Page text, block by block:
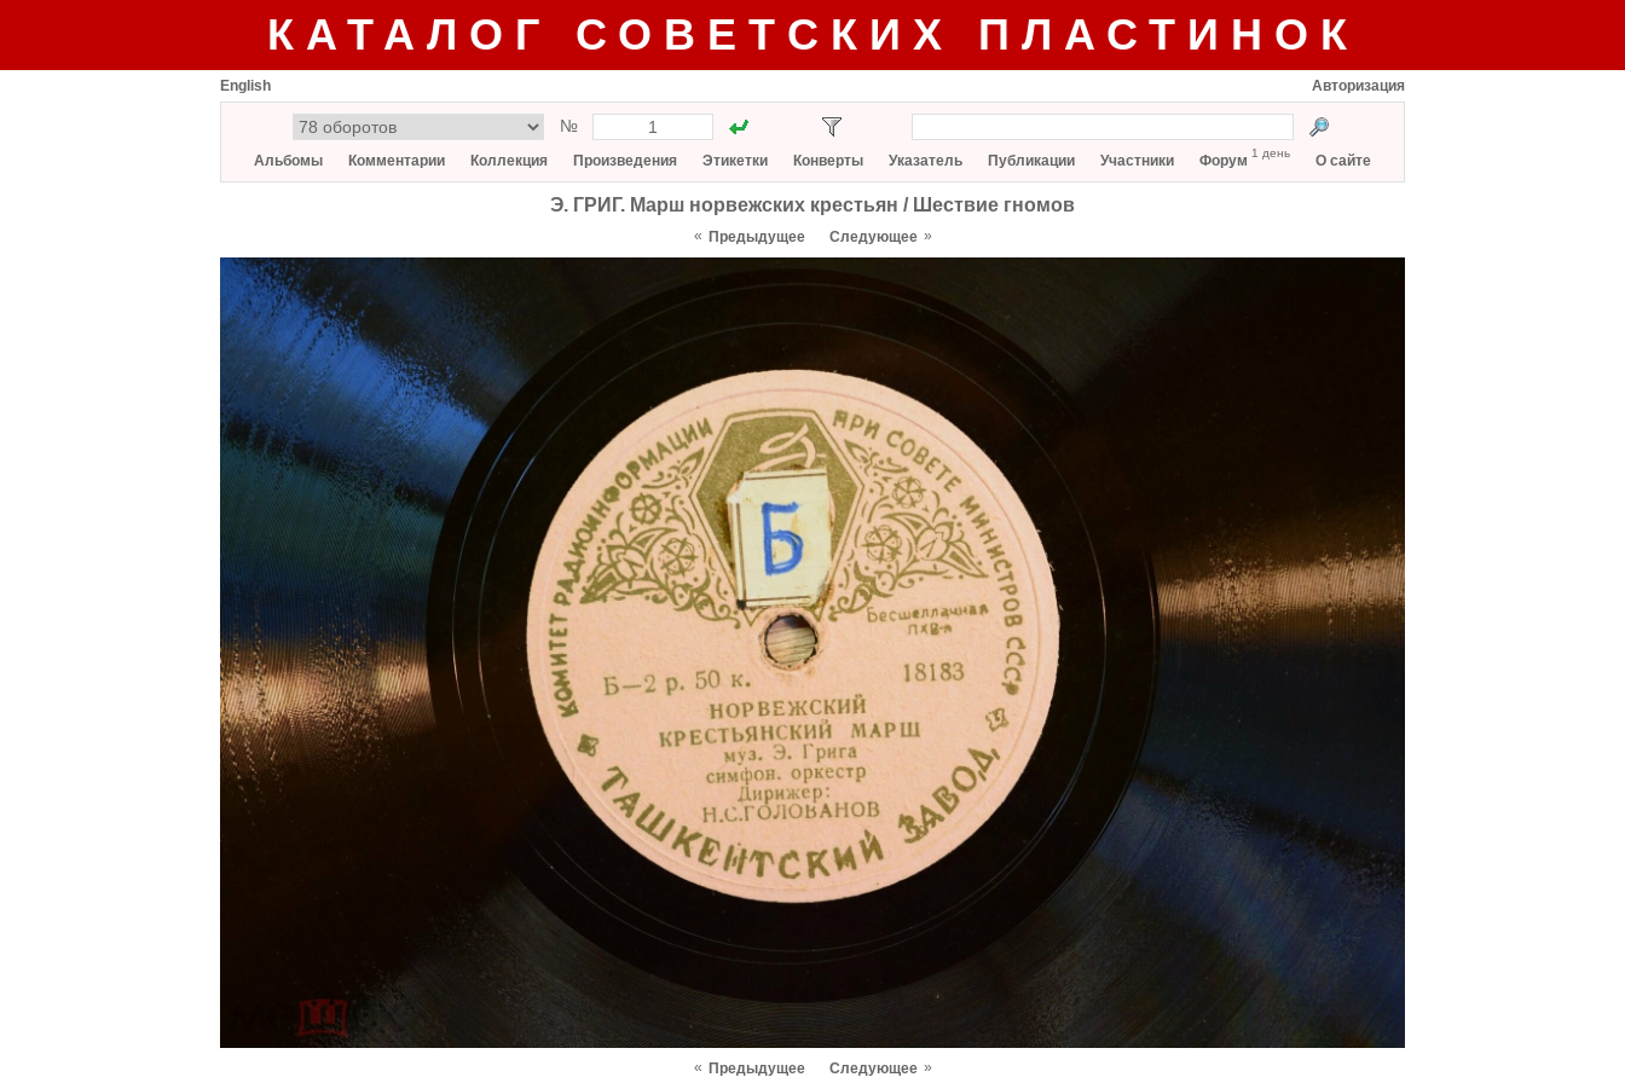
КАТАЛОГ СОВЕТСКИХ ПЛАСТИНОК
English Авторизация
№
Альбомы Комментарии Коллекция Произведения Этикетки Конверты Указатель Публикации Участники Форум 1 день О сайте
Э. ГРИГ. Марш норвежских крестьян / Шествие гномов
« Предыдущее Следующее »
« Предыдущее Следующее »